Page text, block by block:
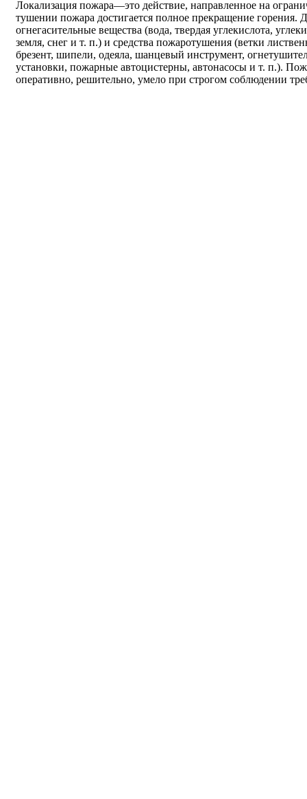
Локализация пожара—это действие, направленное на
тушении пожара достигается полное прекращение
огнегасительные вещества (вода, твердая углекислота,
земля, снег и т. п.) и средства пожаротушения (ветки
брезент, шипели, одеяла, шанцевый инструмент,
установки, пожарные автоцистерны, автонасосы и т. п.).
оперативно, решительно, умело при строгом соблюдении